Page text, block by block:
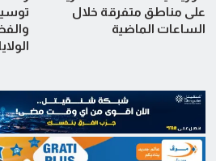
على مناطق متفرقة خلال
الساعات الماضية